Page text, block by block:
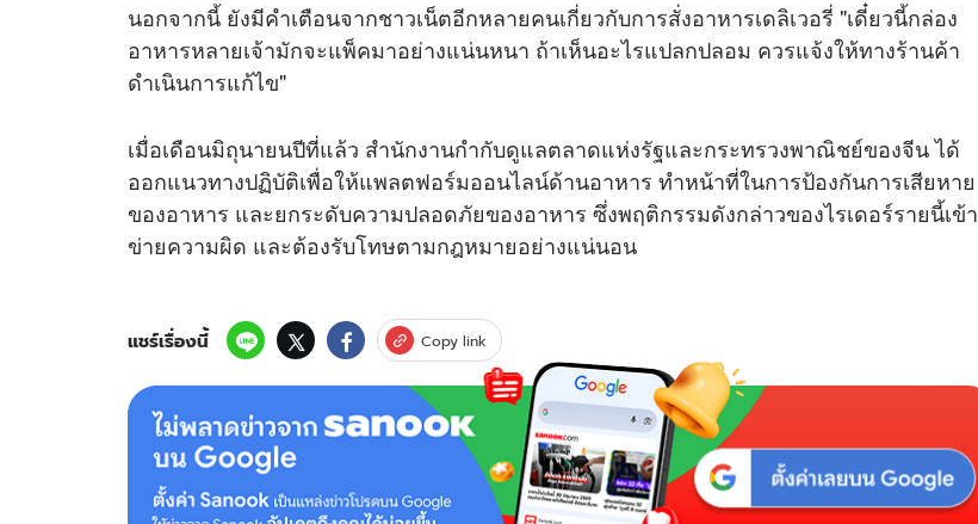
นอกจากนี้ ยังมีคำเตือนจากชาวเน็ตอีกหลายคนเกี่ยวกับการสั่งอาหารเดลิเวอรี่ "เดี๋ยวนี้กล่อง
อาหารหลายเจ้ามักจะแพ็คมาอย่างแน่นหนา ถ้าเห็นอะไรแปลกปลอม ควรแจ้งให้ทางร้านค้า
ดำเนินการแก้ไข"
เมื่อเดือนมิถุนายนปีที่แล้ว สำนักงานกำกับดูแลตลาดแห่งรัฐและกระทรวงพาณิชย์ของจีน ได้
ออกแนวทางปฏิบัติเพื่อให้แพลตฟอร์มออนไลน์ด้านอาหาร ทำหน้าที่ในการป้องกันการเสียหาย
ของอาหาร และยกระดับความปลอดภัยของอาหาร ซึ่งพฤติกรรมดังกล่าวของไรเดอร์รายนี้เข้า
ข่ายความผิด และต้องรับโทษตามกฎหมายอย่างแน่นอน
แชร์เรื่องนี้ Copy link